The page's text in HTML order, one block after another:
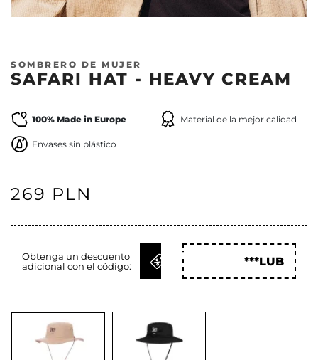
SOMBRERO DE MUJER
SAFARI HAT - HEAVY CREAM
100% Made in Europe Material de la mejor calidad
Envases sin plástico
269 PLN
Obtenga un descuento
adicional con el código:
OBTENER
***LUB